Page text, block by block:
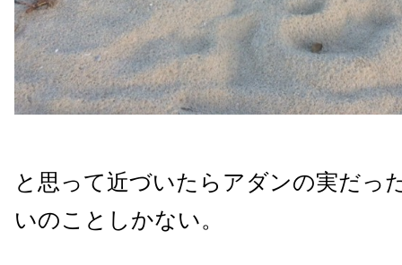
と思って近づいたらアダンの実だっ
いのことしかない。